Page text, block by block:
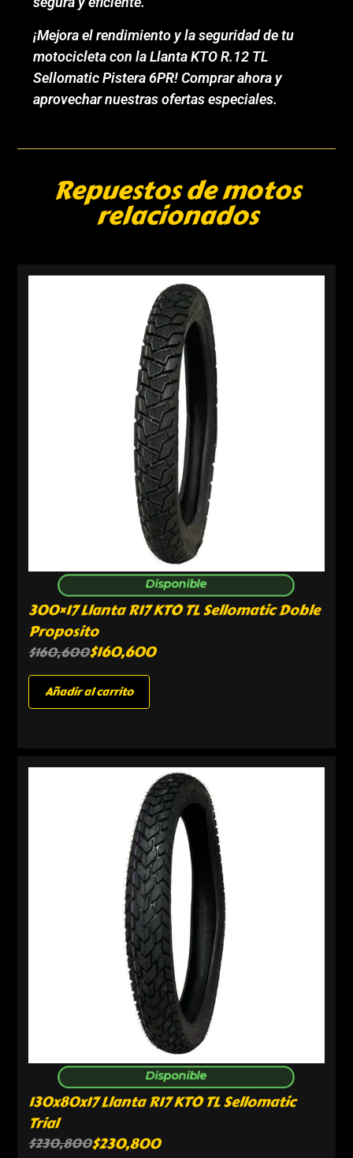
¡Mejora el rendimiento y la seguridad de tu
motocicleta con la Llanta KTO R.12 TL
Sellomatic Pistera 6PR! Comprar ahora y
aprovechar nuestras ofertas especiales.
Repuestos de motos
relacionados
Disponible
300×17 Llanta R17 KTO TL Sellomatic Doble
Proposito
$160,600$160,600
Añadir al carrito
Disponible
130x80x17 Llanta R17 KTO TL Sellomatic
Trial
$230,800$230,800